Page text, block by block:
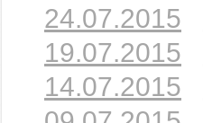
24.07.2015
19.07.2015
14.07.2015